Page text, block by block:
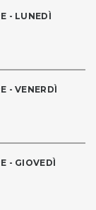
- LUNEDÌ
- VENERDÌ
- GIOVEDÌ